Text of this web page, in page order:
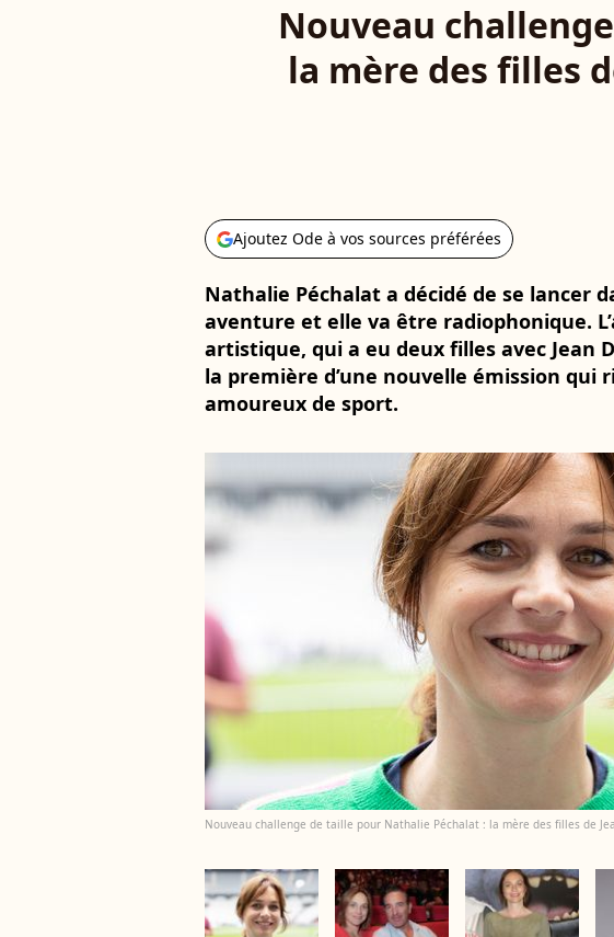
Nouveau
la mère des filles
Ajoutez Ode à vos sources préférées
Nathalie Péchalat a décidé de se lancer
aventure et elle va être radiophonique.
artistique, qui a eu deux filles avec Jean
la première d’une nouvelle émission qui
amoureux de sport.
Nouveau challenge de taille pour Nathalie Péchalat : la mère des filles de